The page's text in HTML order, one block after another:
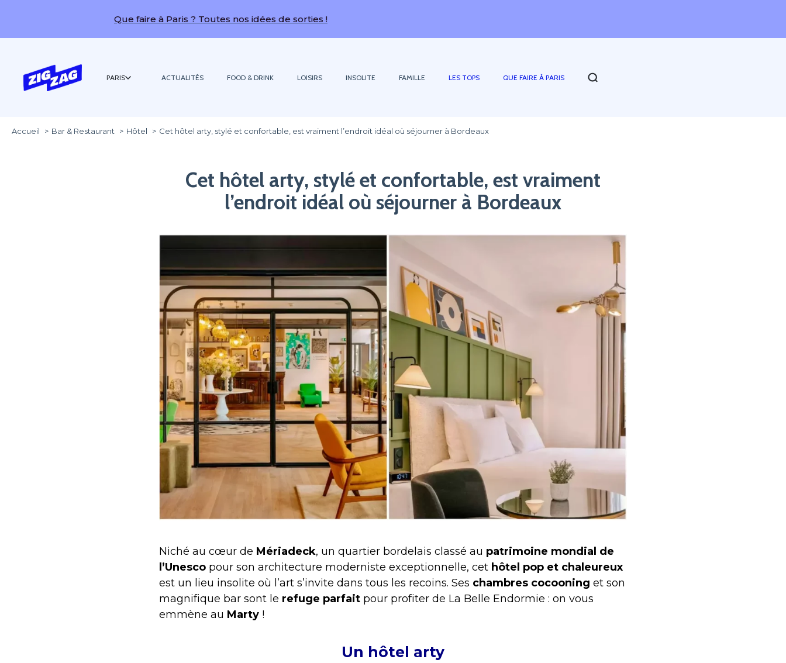
Que faire à Paris ? Toutes nos idées de sorties !
PARIS ACTUALITÉS FOOD & DRINK LOISIRS INSOLITE FAMILLE LES TOPS QUE FAIRE À PARIS
Accueil Bar & Restaurant Hôtel Cet hôtel arty, stylé et confortable, est vraiment l’endroit idéal où séjourner à Bordeaux
Cet hôtel arty, stylé et confortable, est vraiment
l’endroit idéal où séjourner à Bordeaux
Niché au cœur de Mériadeck, un quartier bordelais classé au patrimoine mondial de
l’Unesco pour son architecture moderniste exceptionnelle, cet hôtel pop et chaleureux
est un lieu insolite où l’art s’invite dans tous les recoins. Ses chambres cocooning et son
magnifique bar sont le refuge parfait pour profiter de La Belle Endormie : on vous
emmène au Marty !
Un hôtel arty